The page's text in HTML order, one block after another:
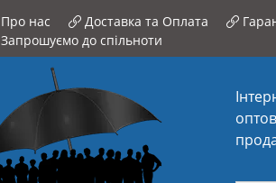
Про нас Доставка та Оплата
Запрошуємо до спільноти